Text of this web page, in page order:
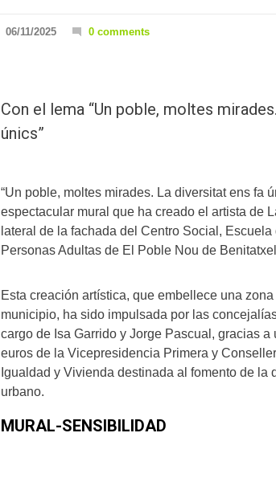
06/11/2025 0 comments
Con el lema “Un poble, moltes
únics”
“Un poble, moltes mirades. La diversitat ens fa
espectacular mural que ha creado el artista de
lateral de la fachada del Centro Social,
Personas Adultas de El Poble Nou de
Esta creación artística, que embellece una
municipio, ha sido impulsada por las
cargo de Isa Garrido y Jorge Pascual, gracias
euros de la Vicepresidencia Primera y
Igualdad y Vivienda destinada al fomento de la
urbano.
MURAL-SENSIBILIDAD